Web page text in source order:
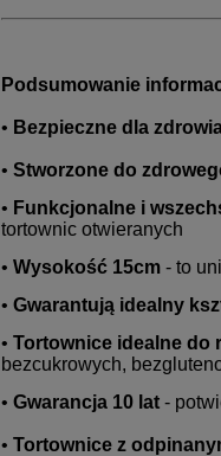
Podsumowanie
• Bezpieczne dla
• Stworzone do
• Funkcjonalne i
tortownic otwieranych
• Wysokość 15cm - to
• Gwarantują idealny
• Tortownice idealne do
bezcukrowych,
• Gwarancja 10 lat -
• Tortownice z